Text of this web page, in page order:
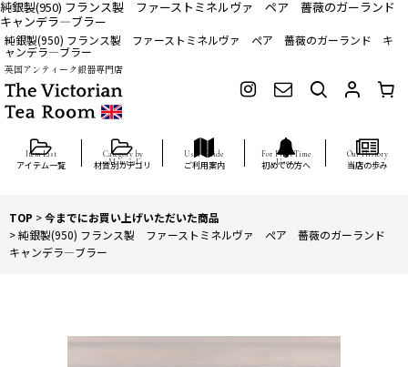
純銀製(950) フランス製 ファーストミネルヴァ ペア 薔薇のガーランド
キャンデラ―ブラー
純銀製(950) フランス製 ファーストミネルヴァ ペア 薔薇のガーランド キ
ャンデラ―ブラー
英国アンティーク銀器専門店
アイテム一覧 材質別カテゴリ ご利用案内 初めての方へ 当店の歩み
TOP >今までにお買い上げいただいた商品
>純銀製(950) フランス製 ファーストミネルヴァ ペア 薔薇のガーランド
キャンデラ―ブラー